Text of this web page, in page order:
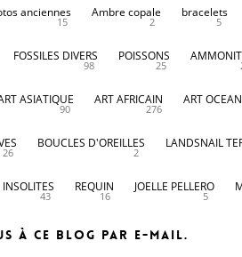
anciennes
15
Ambre copale
2
bracelets
5
FOSSILES DIVERS
98
POISSONS
25
ASIATIQUE
90
ART AFRICAIN
276
ART
26
BOUCLES D'OREILLES
2
LANDSNAIL
INSOLITES
43
REQUIN
16
JOELLE PELLERO
5
à ce blog par e-mail.